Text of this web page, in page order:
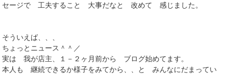
セージで 工夫すること 大事だなと 改めて 感じました。
そういえば、、、
ちょっとニュース＾＾／
実は 我が店主、１－２ヶ月前から ブログ始めてます。
本人も 継続できるか様子をみてから、、と みんなにだまってい